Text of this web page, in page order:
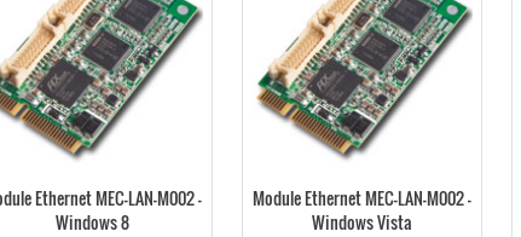
Ethernet MEC-LAN-M002 –
Windows 8
Module Ethernet MEC-LAN-M002 –
Windows Vista